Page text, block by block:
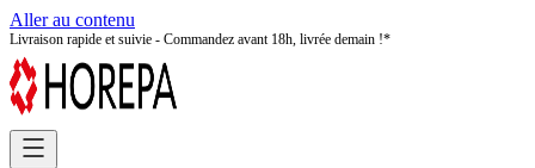
Aller au contenu
Pièces détachées testées et certifiées - Qualité premium garantie !